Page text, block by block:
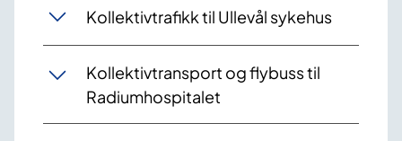
Kollektivtrafikk til Ullevål sykehus
Kollektivtransport og flybuss til
Radiumhospitalet